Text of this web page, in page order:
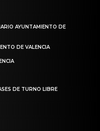
AYUNTAMIENTO DE
DE VALENCIA
DE TURNO LIBRE